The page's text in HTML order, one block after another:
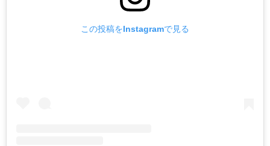
この投稿をInstagramで見る